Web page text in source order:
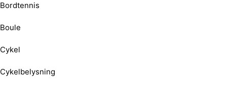
Bordtennis
Boule
Cykel
Cykelbelysning